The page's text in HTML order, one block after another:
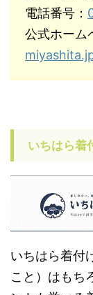
電話番号：
公式ホーム
いちはら着
いちはら着付
こと）はもち